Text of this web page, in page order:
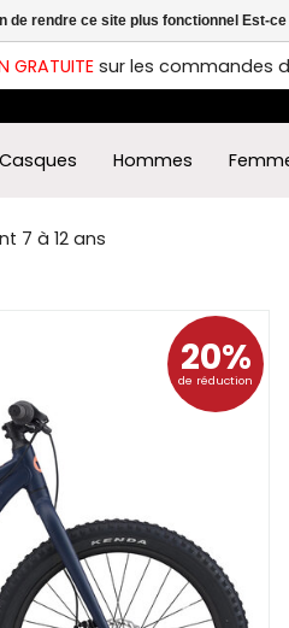
GRATUITEsur les commandes
Casques Hommes
7 à 12 ans
20%
de réduction
de rendre ce site plus fonctionnel Est-